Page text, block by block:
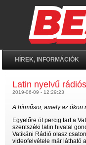
HÍREK, INFORMÁCIÓK
Latin nyelvű
2019-06-09 - 12:29:23
A hírműsor, amely az
Egyelőre öt percig tart a
szentszéki latin hivatal
Vatikáni Rádió olasz
videofelvétele már látható